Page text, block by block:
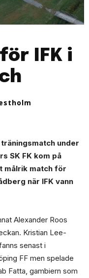
IFK i
under
SK FK kom på
målrik match för
när IFK vann
Alexander Roos
Kristian Lee-
senast i
FF men spelade
Fatta, gambiern som